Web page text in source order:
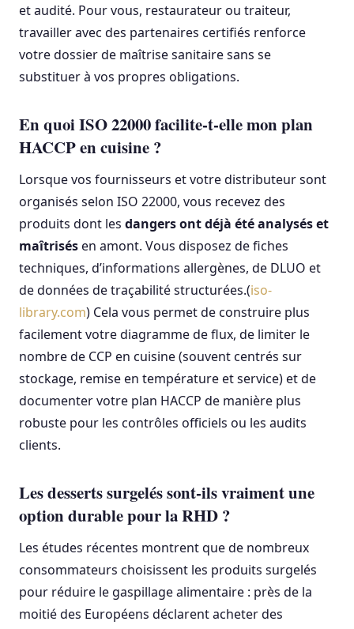
et audité. Pour vous, restaurateur ou traiteur,
travailler avec des partenaires certifiés renforce
votre dossier de maîtrise sanitaire sans se
substituer à vos propres obligations.
En quoi ISO 22000 facilite-t-elle mon plan
HACCP en cuisine ?
Lorsque vos fournisseurs et votre distributeur sont
organisés selon ISO 22000, vous recevez des
produits dont les dangers ont déjà été analysés et
maîtrisésen amont. Vous disposez de fiches
techniques, d’informations allergènes, de DLUO et
de données de traçabilité structurées.(iso-
library.com) Cela vous permet de construire plus
facilement votre diagramme de flux, de limiter le
nombre de CCP en cuisine (souvent centrés sur
stockage, remise en température et service) et de
documenter votre plan HACCP de manière plus
robuste pour les contrôles officiels ou les audits
clients.
Les desserts surgelés sont-ils vraiment une
option durable pour la RHD ?
Les études récentes montrent que de nombreux
consommateurs choisissent les produits surgelés
pour réduire le gaspillage alimentaire : près de la
moitié des Européens déclarent acheter des